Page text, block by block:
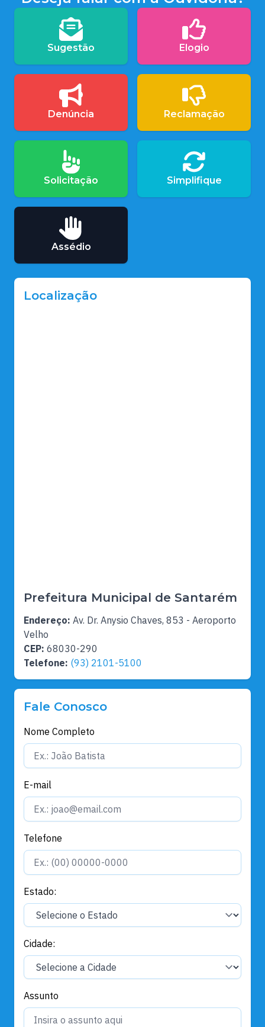
Sugestão Elogio
Denúncia Reclamação
Solicitação Simplifique
Assédio
Localização
Prefeitura Municipal de Santarém
Endereço: Av. Dr. Anysio Chaves, 853 - Aeroporto
Velho
CEP: 68030-290
Telefone: (93) 2101-5100
Fale Conosco
Nome Completo
E-mail
Telefone
Estado:
Cidade:
Assunto